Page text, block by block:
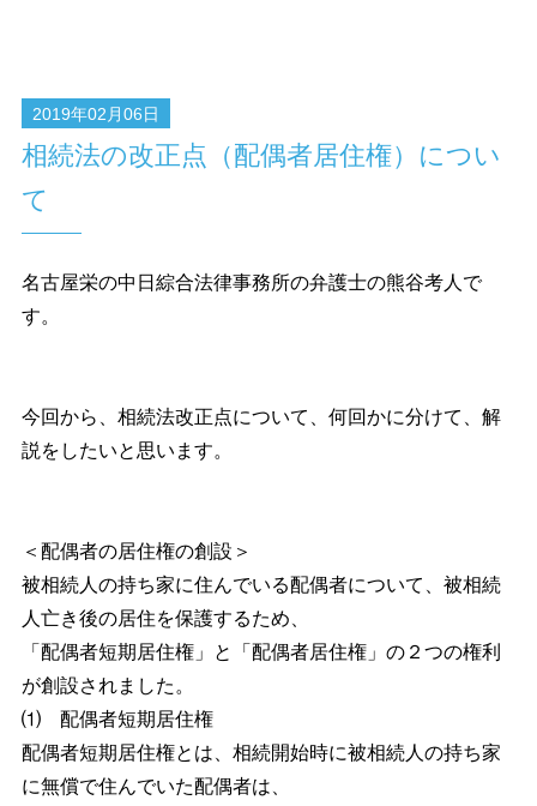
2019年02月06日
相続法の改正点（配偶者居住権）につい
て
名古屋栄の中日綜合法律事務所の弁護士の熊谷考人で
す。
今回から、相続法改正点について、何回かに分けて、解
説をしたいと思います。
＜配偶者の居住権の創設＞
被相続人の持ち家に住んでいる配偶者について、被相続
人亡き後の居住を保護するため、
「配偶者短期居住権」と「配偶者居住権」の２つの権利
が創設されました。
⑴ 配偶者短期居住権
配偶者短期居住権とは、相続開始時に被相続人の持ち家
に無償で住んでいた配偶者は、